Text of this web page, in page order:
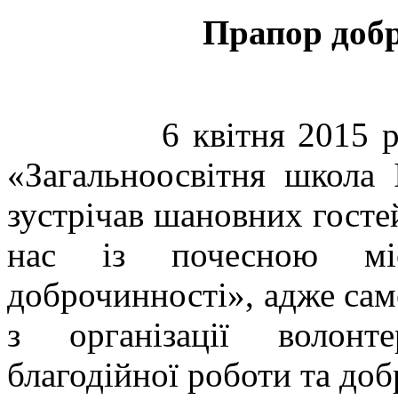
Прапор
6 квітня 2015 року
«Загальноосвітня
зустрічав шановних
нас із почесною
доброчинності», адже
з організації
благодійної роботи та